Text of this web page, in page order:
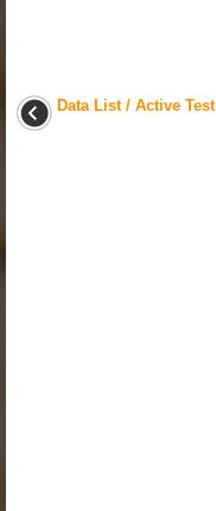
Data List / Active Test